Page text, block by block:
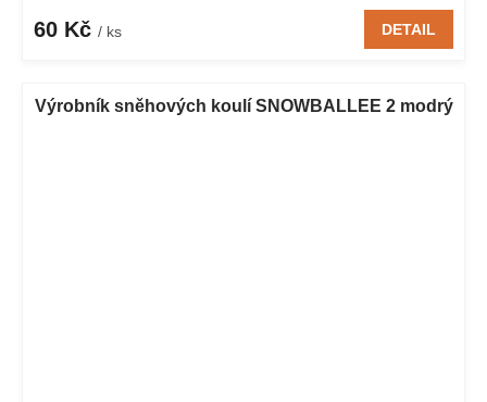
60 Kč / ks DETAIL
Výrobník sněhových koulí SNOWBALLEE 2 modrý